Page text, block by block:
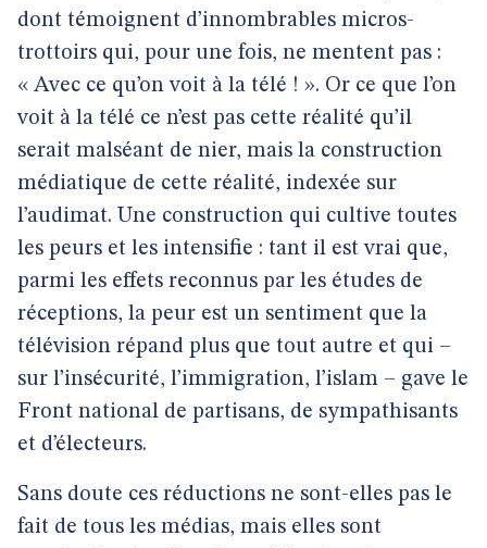
dont témoignent d’innombrables micros-
trottoirs qui, pour une fois, ne mentent pas :
« Avec ce qu’on voit à la télé ! ». Or ce que l’on
voit à la télé ce n’est pas cette réalité qu’il
serait malséant de nier, mais la construction
médiatique de cette réalité, indexée sur
l’audimat. Une construction qui cultive toutes
les peurs et les intensifie : tant il est vrai que,
parmi les effets reconnus par les études de
réceptions, la peur est un sentiment que la
télévision répand plus que tout autre et qui –
sur l’insécurité, l’immigration, l’islam – gave le
Front national de partisans, de sympathisants
et d’électeurs.
Sans doute ces réductions ne sont-elles pas le
fait de tous les médias, mais elles sont